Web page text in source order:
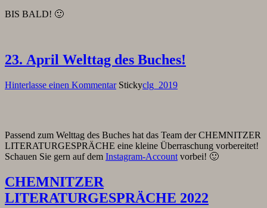
BIS BALD! 🙂
23. April Welttag des Buches!
Hinterlasse einen Kommentar Stickyclg_2019
Passend zum Welttag des Buches hat das Team der CHEMNITZER
LITERATURGESPRÄCHE eine kleine Überraschung vorbereitet!
Schauen Sie gern auf dem Instagram-Account vorbei! 🙂
CHEMNITZER
LITERATURGESPRÄCHE 2022